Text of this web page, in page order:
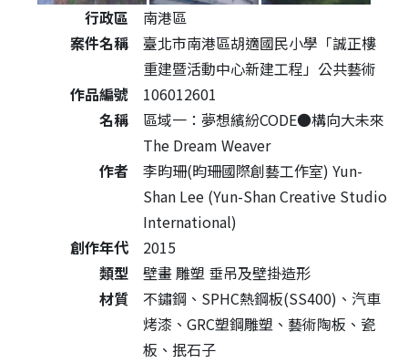
公共藝術作品詳細資料
行政區
南港區
案件名稱
臺北市南港區胡適國民小學「誠正樓
重建暨活動中心新建工程」公共藝術
作品編號
106012601
名稱
區域一：夢想繽紛CODE●構向大未來
The Dream Weaver
作者
李昀珊(昀珊國際創藝工作室) Yun-
Shan Lee (Yun-Shan Creative Studio
International)
創作年代
2015
類型
壁畫 雕塑 垂吊及壁掛造形
材質
不鏽鋼、SPHC熱鋼板(SS400)、汽車
烤漆、GRC塑鋼雕塑、藝術陶板、瓷
板、抿石子